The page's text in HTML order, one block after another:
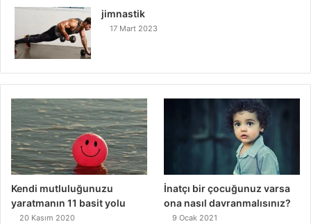
jimnastik
17 Mart 2023
Kendi mutluluğunuzu
yaratmanın 11 basit yolu
20 Kasım 2020
İnatçı bir çocuğunuz varsa
ona nasıl davranmalısınız?
9 Ocak 2021